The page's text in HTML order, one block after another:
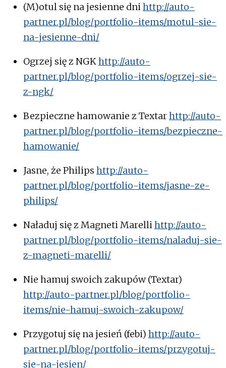
(M)otul się na jesienne dnihttp://auto-
partner.pl/blog/portfolio-items/motul-sie-
na-jesienne-dni/
Ogrzej się z NGKhttp://auto-
partner.pl/blog/portfolio-items/ogrzej-sie-
z-ngk/
Bezpieczne hamowanie z Textarhttp://auto-
partner.pl/blog/portfolio-items/bezpieczne-
hamowanie/
Jasne, że Philips http://auto-
partner.pl/blog/portfolio-items/jasne-ze-
philips/
Naładuj się z Magneti Marellihttp://auto-
partner.pl/blog/portfolio-items/naladuj-sie-
z-magneti-marelli/
Nie hamuj swoich zakupów (Textar)
http://auto-partner.pl/blog/portfolio-
items/nie-hamuj-swoich-zakupow/
Przygotuj się na jesień (febi) http://auto-
partner.pl/blog/portfolio-items/przygotuj-
sie-na-jesien/